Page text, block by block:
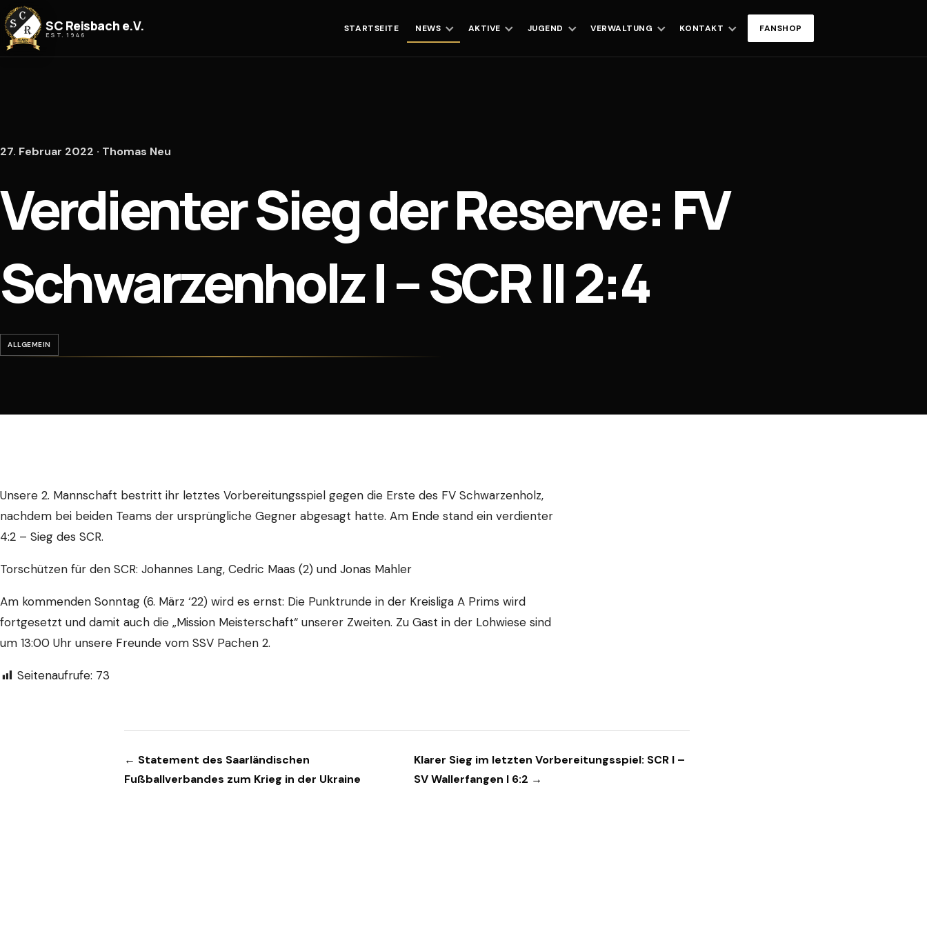
Zum Inhalt springen
SC Reisbach e.V.
EST. 1946
STARTSEITE NEWS AKTIVE JUGEND VERWALTUNG KONTAKT FANSHOP
27. Februar 2022 · Thomas Neu
Verdienter Sieg der Reserve: FV
Schwarzenholz I – SCR II 2:4
ALLGEMEIN
Unsere 2. Mannschaft bestritt ihr letztes Vorbereitungsspiel gegen die Erste des FV Schwarzenholz,
nachdem bei beiden Teams der ursprüngliche Gegner abgesagt hatte. Am Ende stand ein verdienter
4:2 – Sieg des SCR.
Torschützen für den SCR: Johannes Lang, Cedric Maas (2) und Jonas Mahler
Am kommenden Sonntag (6. März ‘22) wird es ernst: Die Punktrunde in der Kreisliga A Prims wird
fortgesetzt und damit auch die „Mission Meisterschaft“ unserer Zweiten. Zu Gast in der Lohwiese sind
um 13:00 Uhr unsere Freunde vom SSV Pachen 2.
Seitenaufrufe: 73
Beitragsnavigation
← Statement des Saarländischen
Fußballverbandes zum Krieg in der Ukraine
Klarer Sieg im letzten Vorbereitungsspiel: SCR I –
SV Wallerfangen I 6:2 →